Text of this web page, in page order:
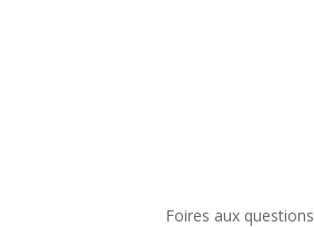
Foires aux questions